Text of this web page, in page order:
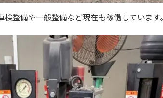
整備や一般整備など現在も稼働しています。